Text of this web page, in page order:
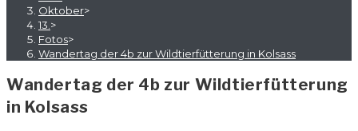
Oktober>
13. >
Fotos>
Wandertag der 4b zur Wildtierfütterung in Kolsass
Wandertag der 4b zur Wildtierfütterung
in Kolsass